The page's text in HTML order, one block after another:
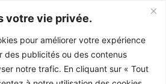
votre vie privée.
pour améliorer votre expérience
des publicités ou des contenus
notre trafic. En cliquant sur « Tout
par l’agence Trankilia